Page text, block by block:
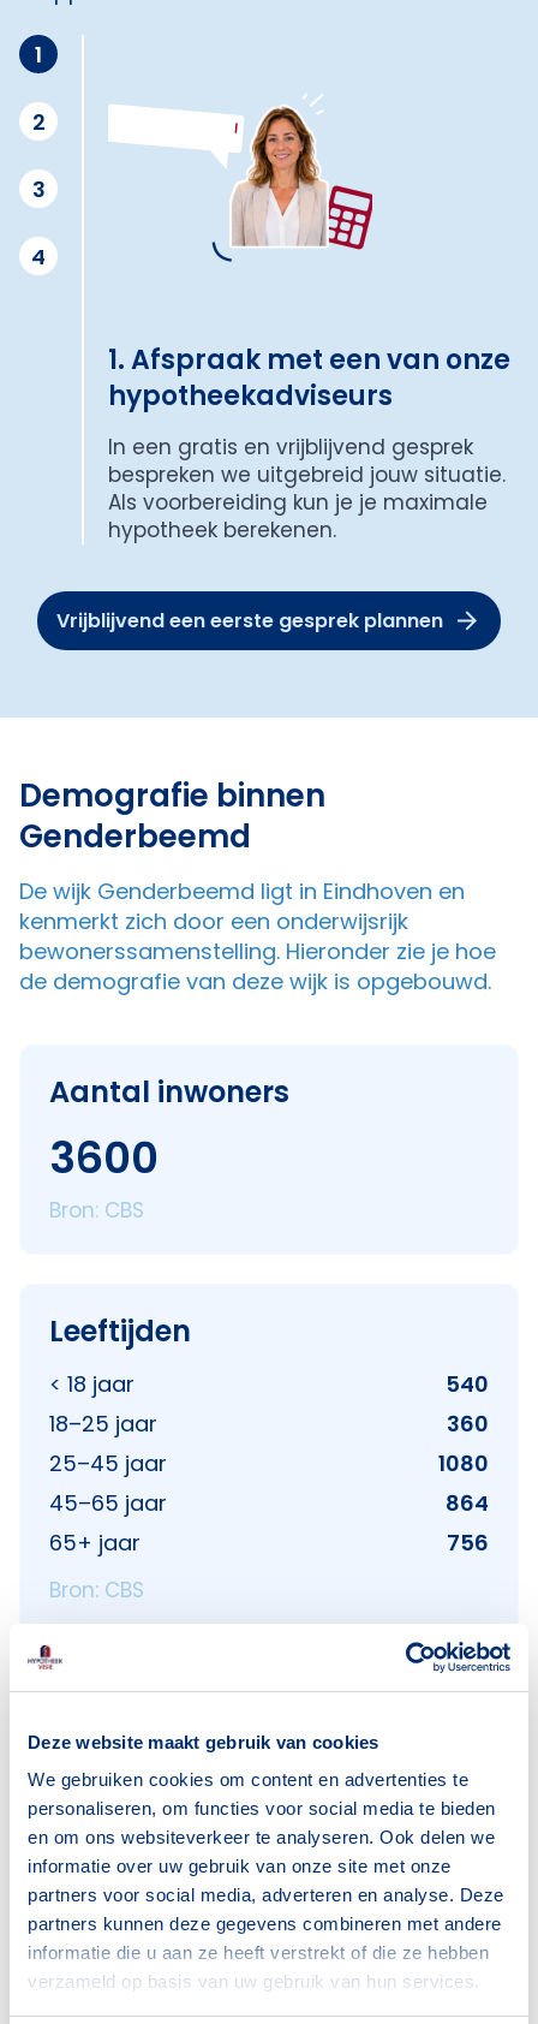
Deze website maakt gebruik van cookies
We gebruiken cookies om content en advertenties te
personaliseren, om functies voor social media te bieden
en om ons websiteverkeer te analyseren. Ook delen we
informatie over uw gebruik van onze site met onze
partners voor social media, adverteren en analyse. Deze
partners kunnen deze gegevens combineren met andere
informatie die u aan ze heeft verstrekt of die ze hebben
verzameld op basis van uw gebruik van hun services.
1
2
3
4
1. Afspraak met een van onze
hypotheekadviseurs
In een gratis en vrijblijvend gesprek
bespreken we uitgebreid jouw situatie.
Als voorbereiding kun je je maximale
hypotheek berekenen.
Vrijblijvend een eerste gesprek plannen
Demografie binnen
Genderbeemd
De wijk Genderbeemd ligt in Eindhoven en
kenmerkt zich door een onderwijsrijk
bewonerssamenstelling. Hieronder zie je hoe
de demografie van deze wijk is opgebouwd.
Aantal inwoners
3600
Bron: CBS
Leeftijden
< 18 jaar
540
18–25 jaar
360
25–45 jaar
1080
45–65 jaar
864
65+ jaar
756
Bron: CBS
Gezin zonder kinderen
512
Gezin met kinderen
529
Bron: CBS